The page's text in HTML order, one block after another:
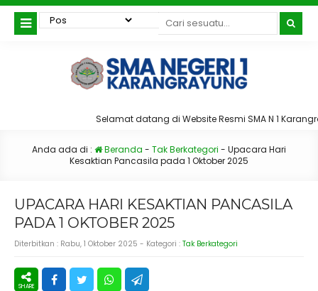
Selamat datang di Website Resmi SMA N 1
Anda ada di : Beranda - Tak Berkategori - Upacara Hari
Kesaktian Pancasila pada 1 Oktober 2025
UPACARA HARI KESAKTIAN PANCASILA
PADA 1 OKTOBER 2025
Diterbitkan : Rabu, 1 Oktober 2025 - Kategori : Tak Berkategori